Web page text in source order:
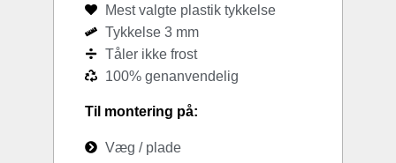
Mest valgte plastik tykkelse
Tykkelse 3 mm
Tåler ikke frost
100% genanvendelig
Til montering på:
Væg / plade